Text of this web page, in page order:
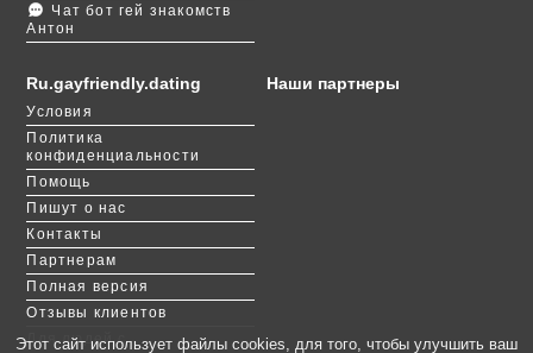
Мы надеемся, что вы будете не только
понравившимся мужчиной вживую. Подскажем
романтического свидания: уникальный памятник
природы «Тоннель любви» в Ровенском районе.
Вы точно покорите сердце своего нового
знакомого.
Ru.gayfriendly.dating
Условия
Политика
конфиденциальности
Помощь
Пишут о нас
Контакты
Партнерам
Полная версия
Отзывы клиентов
Для людей с
Чат бот гей знакомств
Антон
Наши партнеры
Этот сайт использует файлы cookies, для того, чтобы улучшить ваш